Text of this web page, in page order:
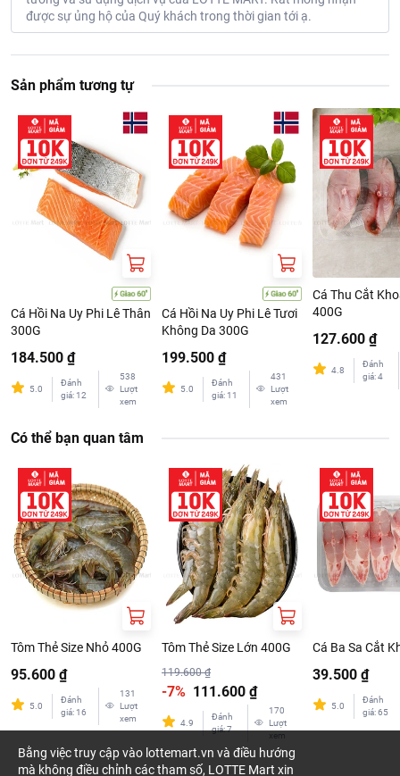
được sự ủng hộ của Quý khách trong thời gian tới ạ.
Sản phẩm tương tự
Cá Hồi Na Uy Phi Lê Thân
300G
184.500 ₫
5.0
Đánh
giá: 12
538
Lượt
xem
Cá Hồi Na Uy Phi Lê Tươi
Không Da 300G
199.500 ₫
5.0
Đánh
giá: 11
431
Lượt
xem
Cá Thu Cắt
400G
127.600 ₫
4.8
Đánh
giá:4
Có thể bạn quan tâm
Tôm Thẻ Size Nhỏ 400G
95.600 ₫
5.0
Đánh
giá: 16
131
Lượt
xem
Tôm Thẻ Size Lớn 400G
119.600 ₫
-7% 111.600 ₫
4.9
Đánh
giá:7
170
Lượt
xem
Cá Ba Sa Cắt
39.500 ₫
5.0
Đánh
giá:65
Bằng việc truy cập vào lottemart.vn và điều hướng
mà không điều chỉnh các tham số, LOTTE Mart xin